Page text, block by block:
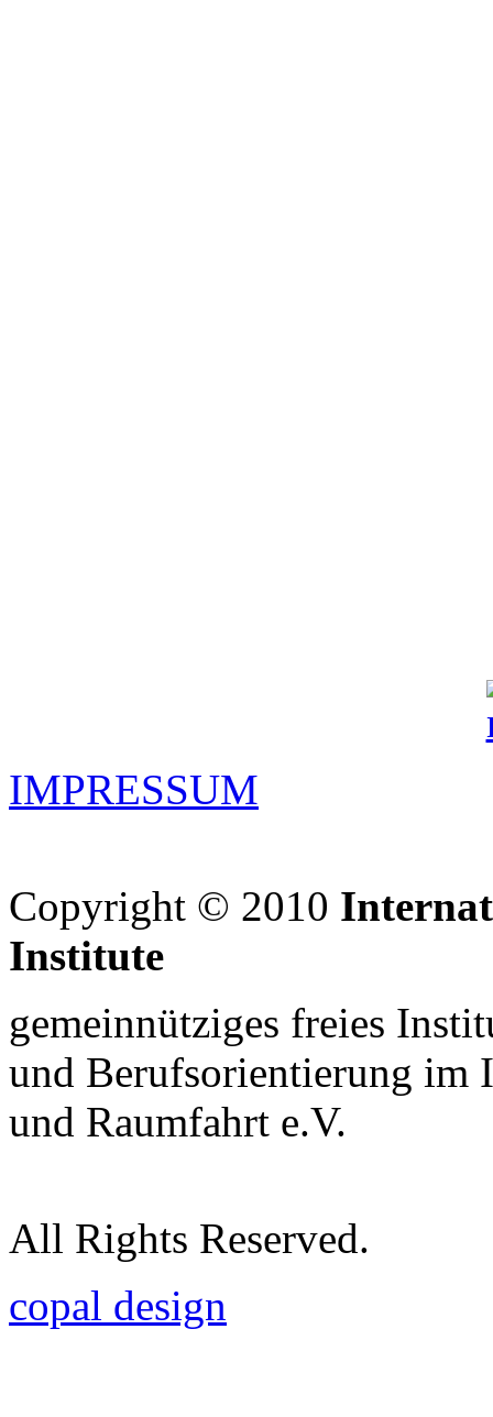
IMPRESSUM
Copyright © 2010
Institute
gemeinnütziges freies
und Berufsorientierung im
und Raumfahrt e.V.
All Rights Reserved.
copal design